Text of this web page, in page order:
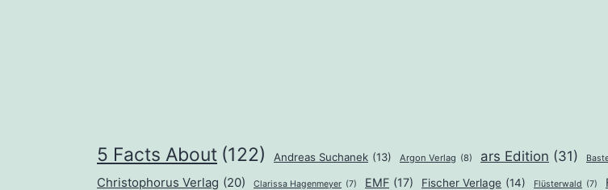
5 Facts About (122) Andreas Suchanek (13) Argon Verlag (8) ars Edition (31)
Christophorus Verlag (20) Clarissa Hagenmeyer (7) EMF (17) Fischer Verlage (14) Flüsterwald (7)